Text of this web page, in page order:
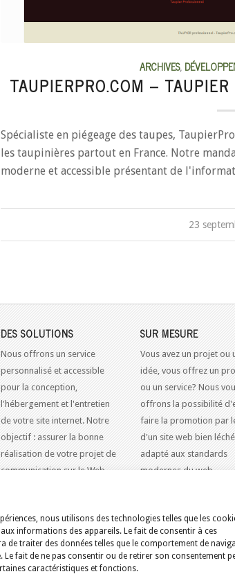
nous utilisons des technologies telles que les
informations des appareils. Le fait de consentir à ces
de traiter des données telles que le comportement de
Le fait de ne pas consentir ou de retirer son consentement
caractéristiques et fonctions.
ARCHIVES,
TAUPIERPRO.COM –
Spécialiste en piégeage des taupes,
les taupinières partout en France. Notre
moderne et accessible présentant de
23
DES SOLUTIONS
Nous offrons un service
personnalisé et accessible
pour la conception,
l'hébergement et l'entretien
de votre site internet. Notre
objectif : assurer la bonne
réalisation de votre projet de
communication sur le Web.
SUR MESURE
Vous avez un projet ou
idée, vous offrez un
ou un service? Nous
offrons la possibilité
faire la promotion par
d'un site web bien
adapté aux standards
modernes du web.
VOUS ÊTES ICI : ACCUEIL / HÉBERGEMENT WEB
Accueil